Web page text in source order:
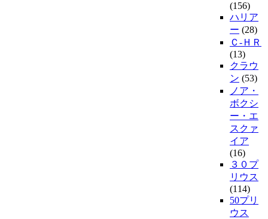
(156)
ハリア
ー (28)
Ｃ-ＨＲ
(13)
クラウ
ン (53)
ノア・
ボクシ
ー・エ
スクァ
イア
(16)
３０プ
リウス
(114)
50プリ
ウス